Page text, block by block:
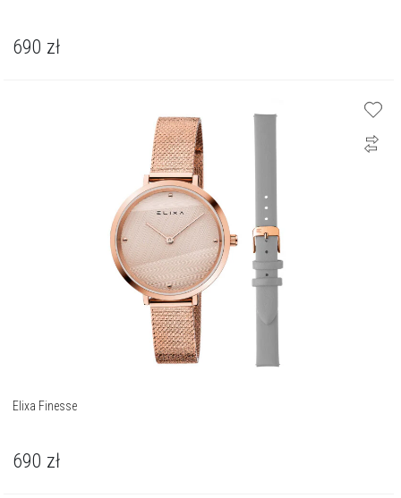
690 zł
Elixa Finesse
690 zł